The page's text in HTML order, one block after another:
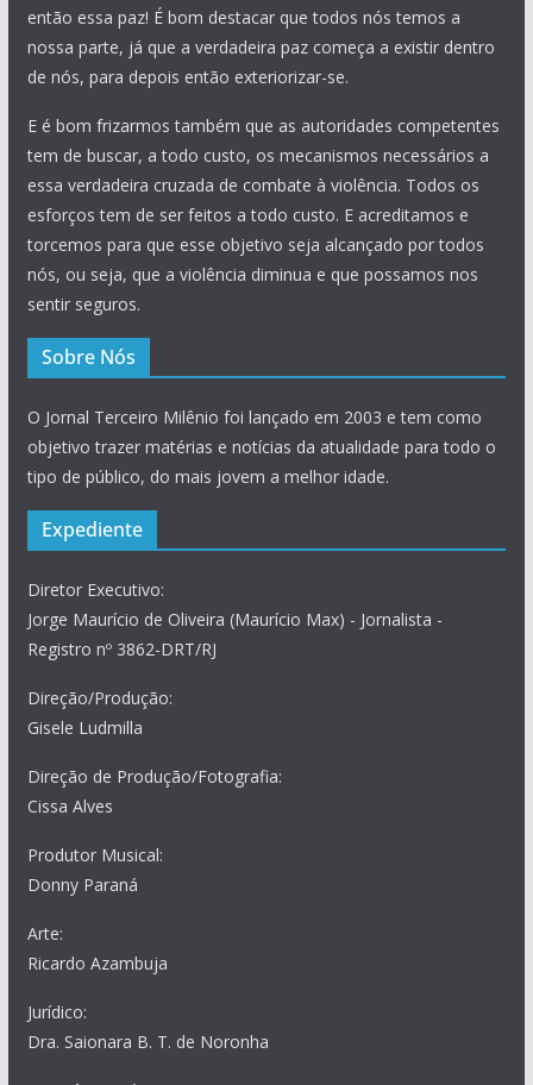
então essa paz! É bom destacar que todos nós temos a
nossa parte, já que a verdadeira paz começa a existir dentro
de nós, para depois então exteriorizar-se.
E é bom frizarmos também que as autoridades competentes
tem de buscar, a todo custo, os mecanismos necessários a
essa verdadeira cruzada de combate à violência. Todos os
esforços tem de ser feitos a todo custo. E acreditamos e
torcemos para que esse objetivo seja alcançado por todos
nós, ou seja, que a violência diminua e que possamos nos
sentir seguros.
Sobre Nós
O Jornal Terceiro Milênio foi lançado em 2003 e tem como
objetivo trazer matérias e notícias da atualidade para todo o
tipo de público, do mais jovem a melhor idade.
Expediente
Diretor Executivo:
Jorge Maurício de Oliveira (Maurício Max) - Jornalista -
Registro nº 3862-DRT/RJ
Direção/Produção:
Gisele Ludmilla
Direção de Produção/Fotografia:
Cissa Alves
Produtor Musical:
Donny Paraná
Arte:
Ricardo Azambuja
Jurídico:
Dra. Saionara B. T. de Noronha